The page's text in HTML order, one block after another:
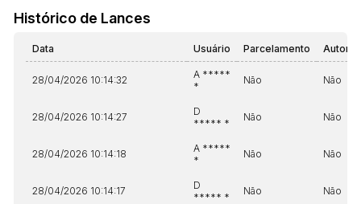
Histórico de Lances
Data Usuário Parcelamento
28/04/2026 10:14:32
A *****
*
Não Não
28/04/2026 10:14:27
D
***** *
Não Não
28/04/2026 10:14:18
A *****
*
Não Não
28/04/2026 10:14:17
D
***** *
Não Não